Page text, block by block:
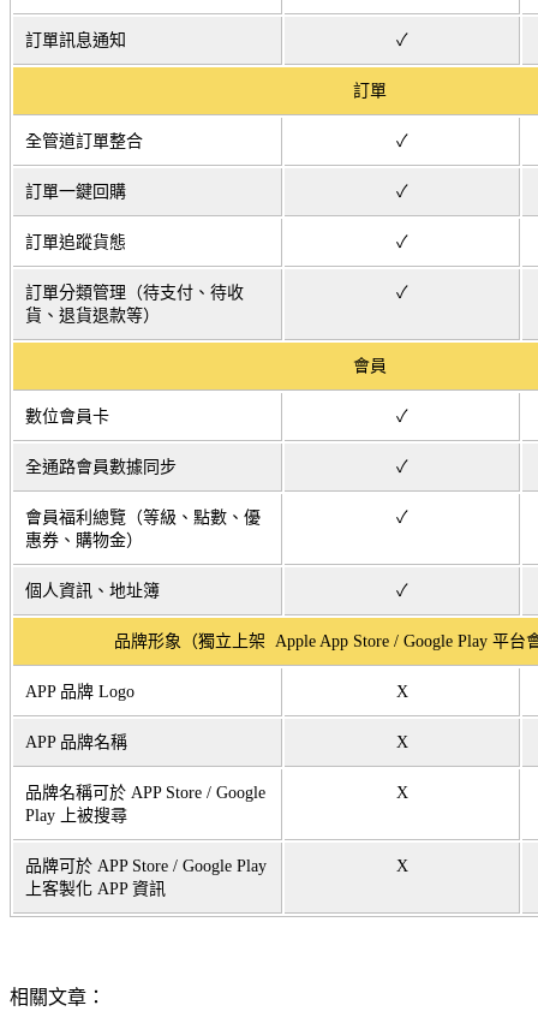
訂單訊息通知 ✓
訂單
全管道訂單整合 ✓
訂單一鍵回購 ✓
訂單追蹤貨態 ✓
訂單分類管理（待支付、待收
貨、退貨退款等）
✓
會員
數位會員卡 ✓
全通路會員數據同步 ✓
會員福利總覽（等級、點數、優
惠券、購物金）
✓
個人資訊、地址簿 ✓
品牌形象（獨立上架 Apple App Store / Google Play 平台
APP 品牌 Logo X
APP 品牌名稱 X
品牌名稱可於 APP Store / Google
Play 上被搜尋
X
品牌可於 APP Store / Google Play
上客製化 APP 資訊
X
相關文章：